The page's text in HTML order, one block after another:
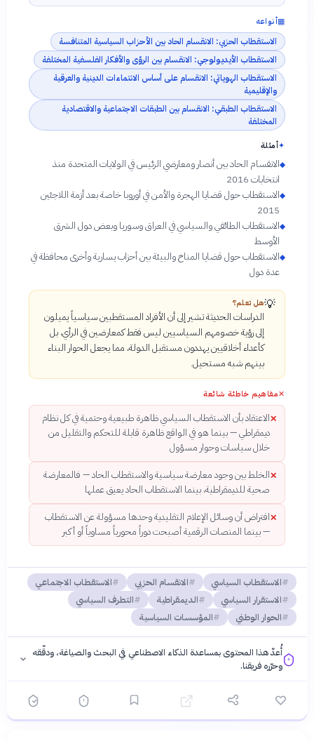
▦أنواعه
الاستقطاب الحزبي: الانقسام الحاد بين الأحزاب السياسية المتنافسة
الاستقطاب الأيديولوجي: الانقسام بين الرؤى والأفكار الفلسفية المختلفة
الاستقطاب الهوياتي: الانقسام على أساس الانتماءات الدينية والعرقية
والإقليمية
الاستقطاب الطبقي: الانقسام بين الطبقات الاجتماعية والاقتصادية
المختلفة
✦أمثلة
◆الانقسام الحاد بين أنصار ومعارضي الرئيس في الولايات المتحدة منذ
انتخابات 2016
◆الاستقطاب حول قضايا الهجرة والأمن في أوروبا خاصة بعد أزمة اللاجئين
2015
◆الاستقطاب الطائفي والسياسي في العراق وسوريا وبعض دول الشرق
الأوسط
◆الاستقطاب حول قضايا المناخ والبيئة بين أحزاب يسارية وأخرى محافظة في
عدة دول
💡هل تعلم؟
الدراسات الحديثة تشير إلى أن الأفراد المستقطبين سياسياً يميلون
إلى رؤية خصومهم السياسيين ليس فقط كمعارضين في الرأي، بل
كأعداء أخلاقيين يهددون مستقبل الدولة، مما يجعل الحوار البناء
بينهم شبه مستحيل.
✕مفاهيم خاطئة شائعة
✕الاعتقاد بأن الاستقطاب السياسي ظاهرة طبيعية وحتمية في كل نظام
ديمقراطي — بينما هو في الواقع ظاهرة قابلة للتحكم والتقليل من
خلال سياسات وحوار مسؤول
✕الخلط بين وجود معارضة سياسية والاستقطاب الحاد — فالمعارضة
صحية للديمقراطية، بينما الاستقطاب الحاد يعيق عملها
✕افتراض أن وسائل الإعلام التقليدية وحدها مسؤولة عن الاستقطاب
— بينما المنصات الرقمية أصبحت دوراً محورياً مساوياً أو أكبر
الاستقطاب السياسي الانقسام الحزبي
الاستقطاب الاجتماعي
الاستقرار السياسي
الديمقراطية
التطرف السياسي
الحوار الوطني
المؤسسات السياسية
أُعدّ هذا المحتوى بمساعدة الذكاء الاصطناعي في البحث والصياغة، ودقّقه
وحرّره فريقنا.